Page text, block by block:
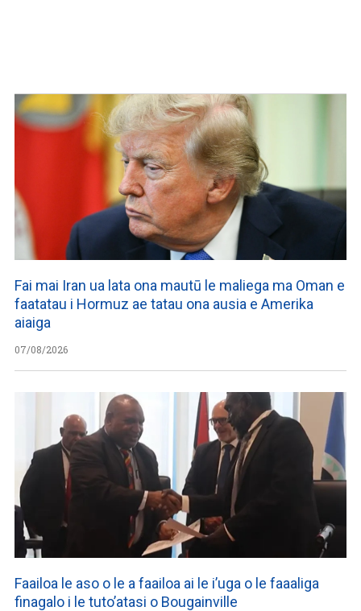
Fai mai Iran ua lata ona mautū le maliega ma Oman e
faatatau i Hormuz ae tatau ona ausia e Amerika
aiaiga
07/08/2026
Faailoa le aso o le a faailoa ai le i’uga o le faaaliga
finagalo i le tuto’atasi o Bougainville